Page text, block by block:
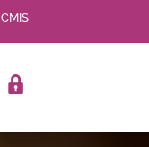
CMIS
LOGIN